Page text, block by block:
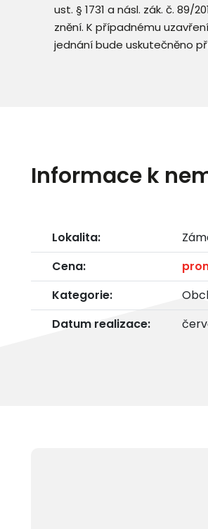
ust. § 1731 a násl. zák. č. 89/
znění. K případnému
jednání bude uskutečněno
Informace k
Lokalita:
Cena:
Kategorie:
Datum realizace: